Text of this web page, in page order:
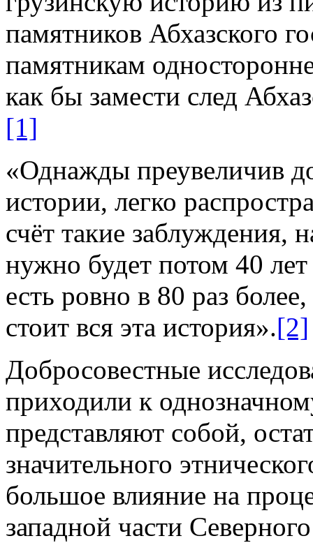
памятников Абхазского
памятникам
как бы замести след
[1]
«Однажды преувеличив
истории, легко
счёт такие заблуждения,
нужно будет потом 40
есть ровно в 80 раз
стоит вся эта история».[2]
Добросовестные
приходили к
представляют собой,
значительного
большое влияние на
западной части